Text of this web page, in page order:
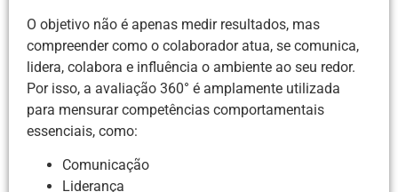
O objetivo não é apenas medir resultados, mas
compreender como o colaborador atua, se comunica,
lidera, colabora e influência o ambiente ao seu redor.
Por isso, a avaliação 360° é amplamente utilizada
para mensurar competências comportamentais
essenciais, como:
Comunicação
Liderança